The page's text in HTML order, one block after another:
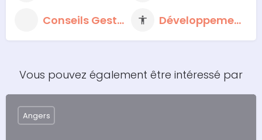
Conseils Gestion du Stress
Développement personnel
Vous pouvez également être intéressé par
Angers